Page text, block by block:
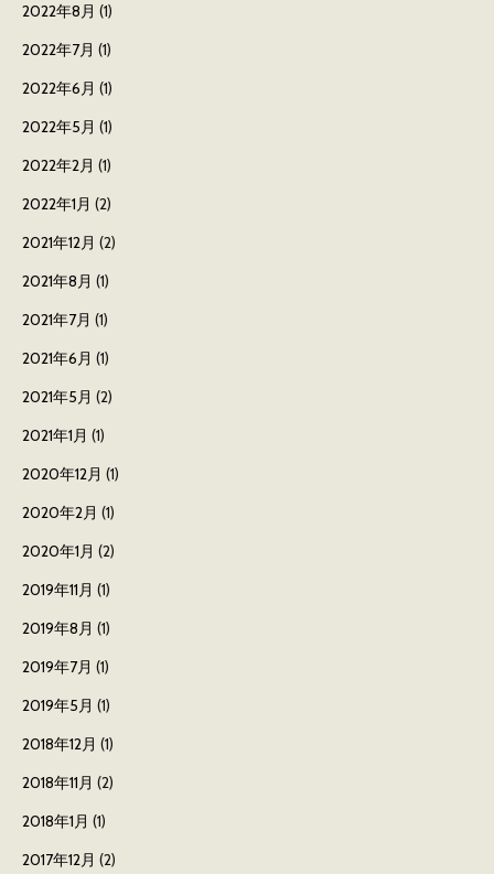
2022年8月 (1)
2022年7月 (1)
2022年6月 (1)
2022年5月 (1)
2022年2月 (1)
2022年1月 (2)
2021年12月 (2)
2021年8月 (1)
2021年7月 (1)
2021年6月 (1)
2021年5月 (2)
2021年1月 (1)
2020年12月 (1)
2020年2月 (1)
2020年1月 (2)
2019年11月 (1)
2019年8月 (1)
2019年7月 (1)
2019年5月 (1)
2018年12月 (1)
2018年11月 (2)
2018年1月 (1)
2017年12月 (2)